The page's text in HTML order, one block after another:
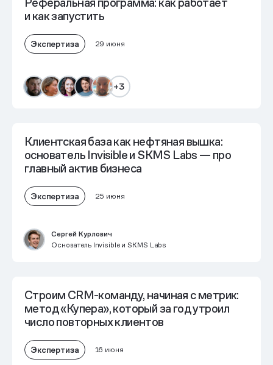
и как запустить
Экспертиза 29 июня
+3
Клиентская база как нефтяная вышка:
основатель Invisible и SKMS Labs — про
главный актив бизнеса
Экспертиза 25 июня
Сергей Курлович
Основатель Invisible и SKMS Labs
Строим CRM-команду, начиная с метрик:
метод «Купера», который за год утроил
число повторных клиентов
Экспертиза 16 июня